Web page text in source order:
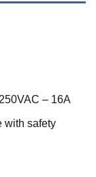
– 16A
with safety